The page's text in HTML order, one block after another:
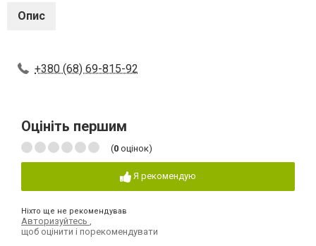
Опис
+380 (68) 69-815-92
Оцініть першим
(0 оцінок)
Я рекомендую
Ніхто ще не рекомендував
Авторизуйтесь
щоб оцінити і порекомендувати